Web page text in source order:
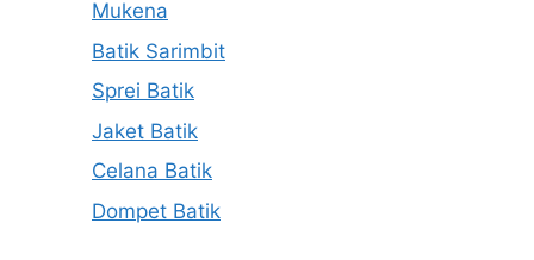
Mukena
Batik Sarimbit
Sprei Batik
Jaket Batik
Celana Batik
Dompet Batik